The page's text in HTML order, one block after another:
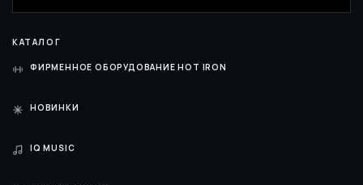
КАТАЛОГ
ФИРМЕННОЕ ОБОРУДОВАНИЕ HOT IRON
НОВИНКИ
IQ MUSIC